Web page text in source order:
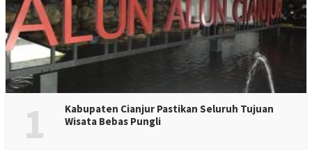
1
Kabupaten Cianjur Pastikan Seluruh Tujuan
Wisata Bebas Pungli